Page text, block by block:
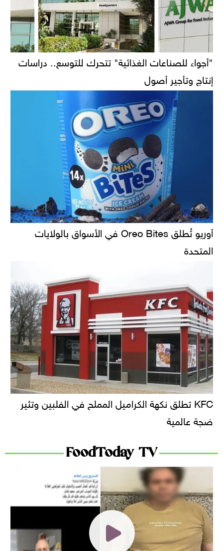
"أجواء للصناعات الغذائية" تتحرك للتوسع.. دراسات
إنتاج وتأجير أصول
أوريو تُطلق Oreo Bites في الأسواق بالولايات
المتحدة
KFC تطلق نكهة الكراميل المملح في الفلبين وتثير
ضجة عالمية
FoodToday TV